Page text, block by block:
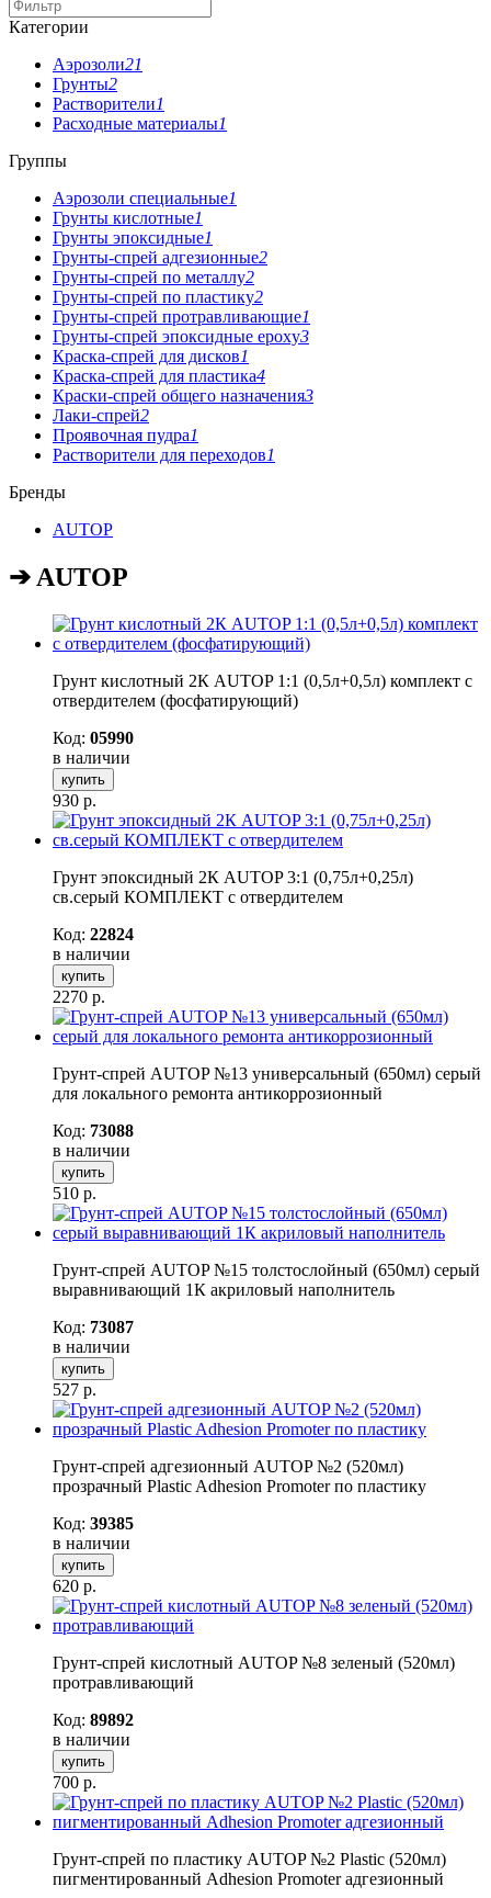
Категории
Аэрозоли21
Грунты2
Растворители1
Расходные материалы1
Группы
Аэрозоли специальные1
Грунты кислотные1
Грунты эпоксидные1
Грунты-спрей адгезионные2
Грунты-спрей по металлу2
Грунты-спрей по пластику2
Грунты-спрей протравливающие1
Грунты-спрей эпоксидные epoxy3
Краска-спрей для дисков1
Краска-спрей для пластика4
Краски-спрей общего назначения3
Лаки-спрей2
Проявочная пудра1
Растворители для переходов1
Бренды
AUTOP
➔ AUTOP
Грунт кислотный 2К AUTOP 1:1 (0,5л+0,5л) комплект с
отвердителем (фосфатирующий)
Код: 05990
в наличии
купить
930 р.
Грунт эпоксидный 2К AUTOP 3:1 (0,75л+0,25л)
св.серый КОМПЛЕКТ с отвердителем
Код: 22824
в наличии
купить
2270 р.
Грунт-спрей AUTOP №13 универсальный (650мл) серый
для локального ремонта антикоррозионный
Код: 73088
в наличии
купить
510 р.
Грунт-спрей AUTOP №15 толстослойный (650мл) серый
выравнивающий 1К акриловый наполнитель
Код: 73087
в наличии
купить
527 р.
Грунт-спрей адгезионный AUTOP №2 (520мл)
прозрачный Plastic Adhesion Promoter по пластику
Код: 39385
в наличии
купить
620 р.
Грунт-спрей кислотный AUTOP №8 зеленый (520мл)
протравливающий
Код: 89892
в наличии
купить
700 р.
Грунт-спрей по пластику AUTOP №2 Plastic (520мл)
пигментированный Adhesion Promoter адгезионный